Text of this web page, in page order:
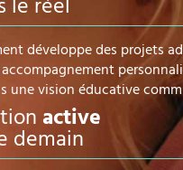
le réel
développe des projets
une vision éducative
active
demain